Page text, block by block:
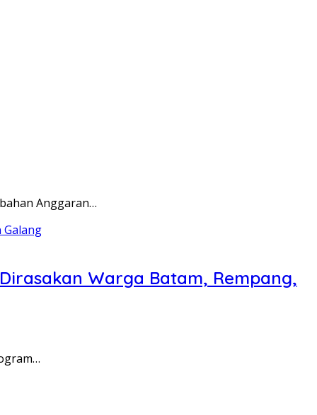
Anggaran…
Warga Batam, Rempang,